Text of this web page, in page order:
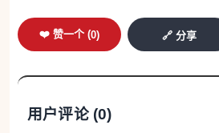
看中塔州的黑土地优势，徐
植大麦、小麦、土豆等作物。“
多个品种，口感、外形各有特色
❤️ 赞一个 (0) 🔗 分享
用户评论 (0)